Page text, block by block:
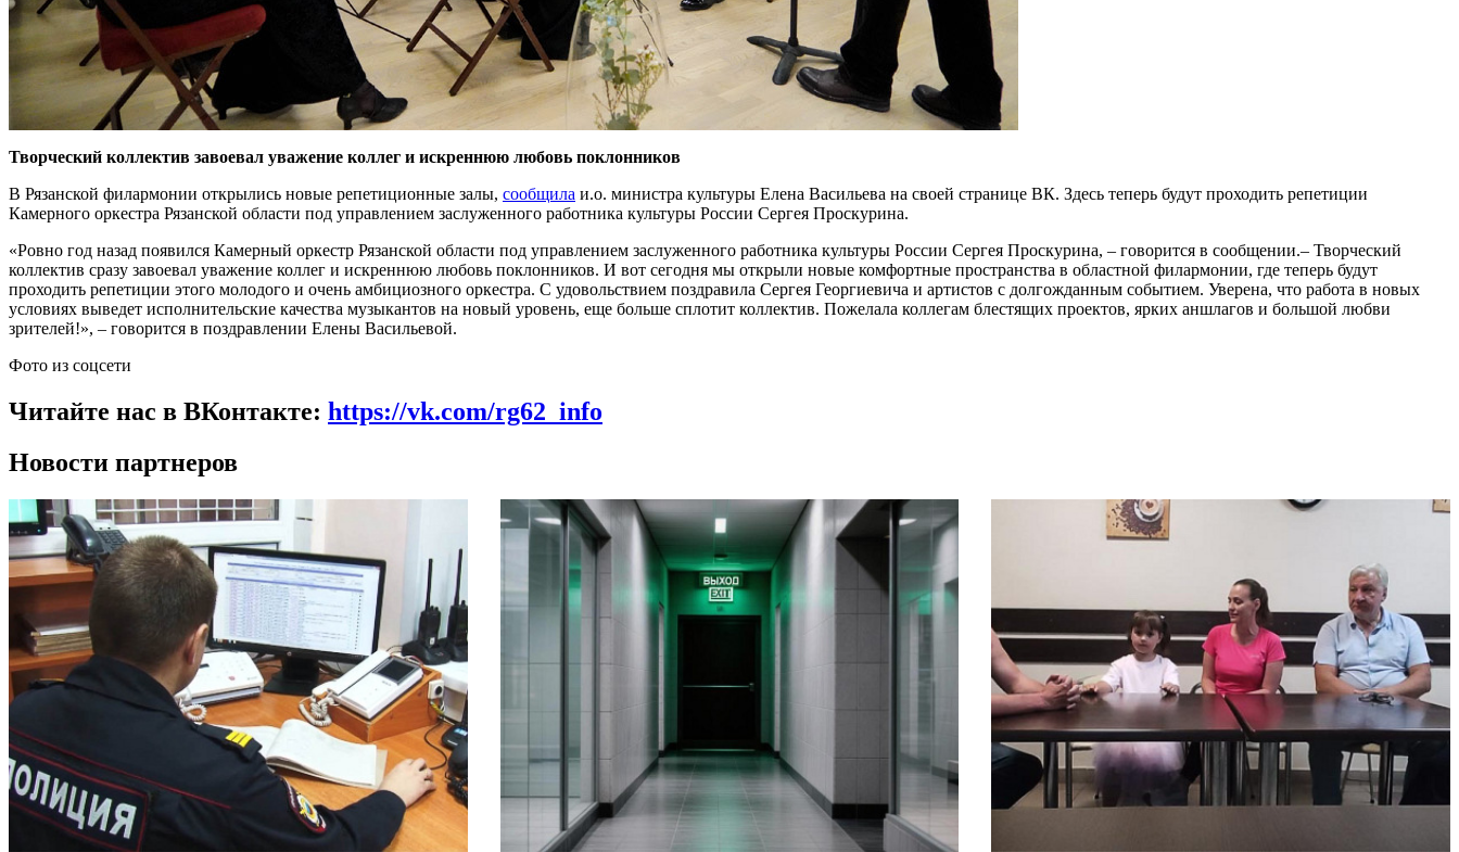
Творческий коллектив завоевал уважение коллег и искреннюю любовь поклонников
В Рязанской филармонии открылись новые репетиционные залы, сообщила и.о. министра культуры Елена Васильева на своей странице ВК. Здесь теперь будут проходить репетиции
Камерного оркестра Рязанской области под управлением заслуженного работника культуры России Сергея Проскурина.
«Ровно год назад появился Камерный оркестр Рязанской области под управлением заслуженного работника культуры России Сергея Проскурина, – говорится в сообщении.– Творческий
коллектив сразу завоевал уважение коллег и искреннюю любовь поклонников. И вот сегодня мы открыли новые комфортные пространства в областной филармонии, где теперь будут
проходить репетиции этого молодого и очень амбициозного оркестра. С удовольствием поздравила Сергея Георгиевича и артистов с долгожданным событием. Уверена, что работа в новых
условиях выведет исполнительские качества музыкантов на новый уровень, еще больше сплотит коллектив. Пожелала коллегам блестящих проектов, ярких аншлагов и большой любви
зрителей!», – говорится в поздравлении Елены Васильевой.
Фото из соцсети
Читайте нас в ВКонтакте: https://vk.com/rg62_info
Новости партнеров